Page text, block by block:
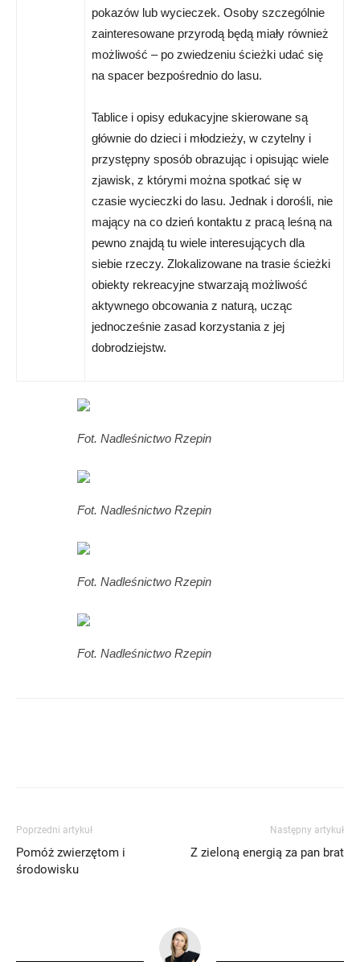
pokazów lub wycieczek. Osoby szczególnie
zainteresowane przyrodą będą miały również
możliwość – po zwiedzeniu ścieżki udać się
na spacer bezpośrednio do lasu.
Tablice i opisy edukacyjne skierowane są
głównie do dzieci i młodzieży, w czytelny i
przystępny sposób obrazując i opisując wiele
zjawisk, z którymi można spotkać się w
czasie wycieczki do lasu. Jednak i dorośli, nie
mający na co dzień kontaktu z pracą leśną na
pewno znajdą tu wiele interesujących dla
siebie rzeczy. Zlokalizowane na trasie ścieżki
obiekty rekreacyjne stwarzają możliwość
aktywnego obcowania z naturą, ucząc
jednocześnie zasad korzystania z jej
dobrodziejstw.
Fot. Nadleśnictwo Rzepin
Fot. Nadleśnictwo Rzepin
Fot. Nadleśnictwo Rzepin
Fot. Nadleśnictwo Rzepin
Poprzedni artykuł
Pomóż zwierzętom i
środowisku
Następny artykuł
Z zieloną energią za pan brat